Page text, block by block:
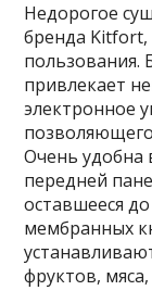
Недорогое
бренда
пользования.
привлекает
электронное
Очень удобна
передней
оставшееся
мембранных
фруктов,